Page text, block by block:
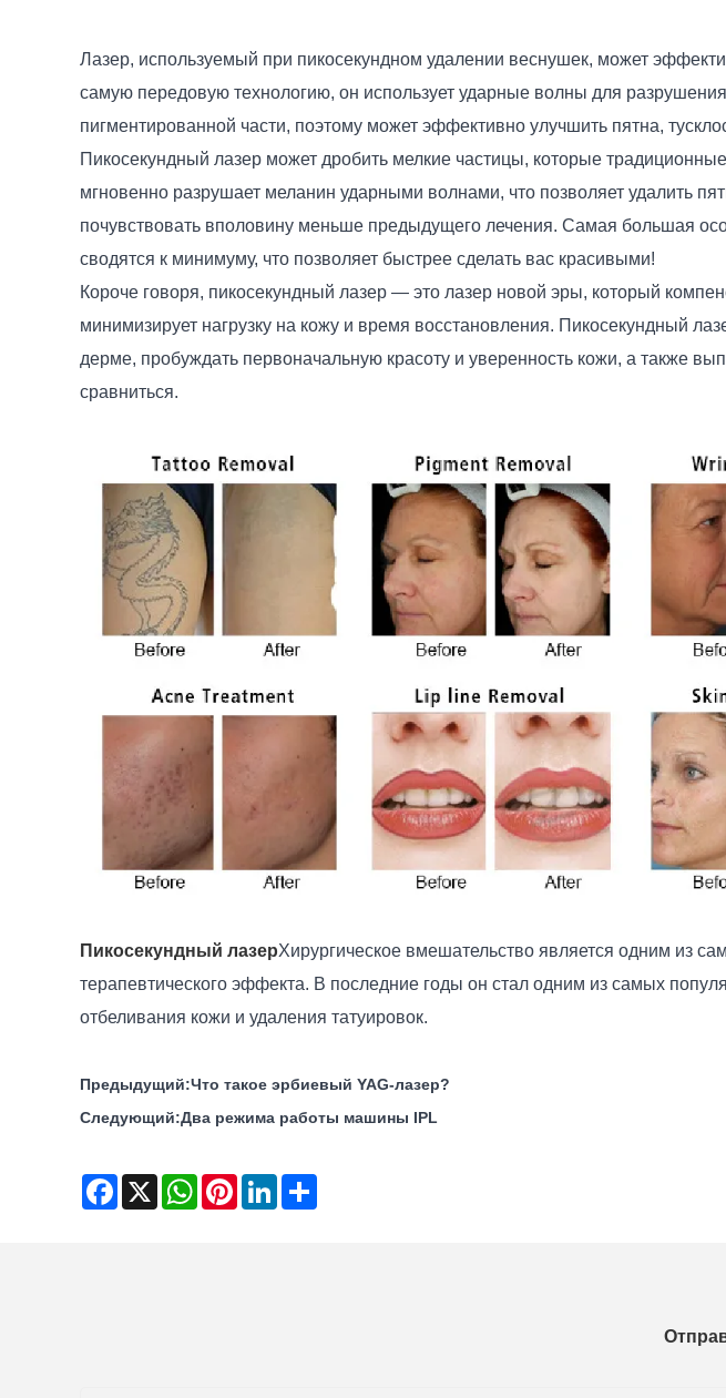
Лазер, используемый при пикосекундном удалении веснушек, может
самую передовую технологию, он использует ударные волны для
пигментированной части, поэтому может эффективно улучшить пятна,
Пикосекундный лазер может дробить мелкие частицы, которые
мгновенно разрушает меланин ударными волнами, что позволяет удалить
почувствовать вполовину меньше предыдущего лечения. Самая большая
сводятся к минимуму, что позволяет быстрее сделать вас красивыми!
Короче говоря, пикосекундный лазер — это лазер новой эры, который
минимизирует нагрузку на кожу и время восстановления. Пикосекундный
дерме, пробуждать первоначальную красоту и уверенность кожи, а также
сравниться.
Пикосекундный лазерХирургическое вмешательство является одним из
терапевтического эффекта. В последние годы он стал одним из самых
отбеливания кожи и удаления татуировок.
Предыдущий:Что такое эрбиевый YAG-лазер?
Следующий:Два режима работы машины IPL
Facebook
X WhatsAppPinterestLinkedIn